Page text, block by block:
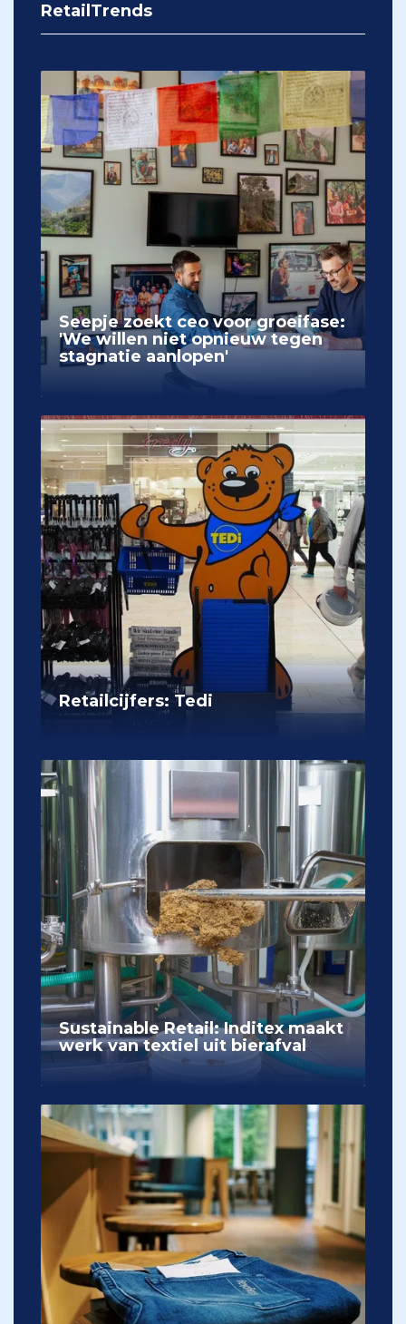
RetailTrends
Seepje zoekt ceo voor groeifase:
'We willen niet opnieuw tegen
stagnatie aanlopen'
Retailcijfers: Tedi
Sustainable Retail: Inditex maakt
werk van textiel uit bierafval